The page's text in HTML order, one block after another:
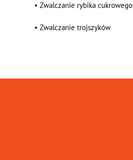
•Zwalczanie rybika cukrowego
•Zwalczanie trojszyków